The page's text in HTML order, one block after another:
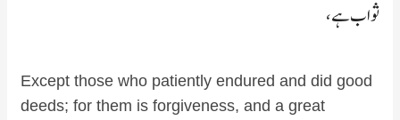
ثواب ہے،
Except those who patiently endured and did good
deeds; for them is forgiveness, and a great